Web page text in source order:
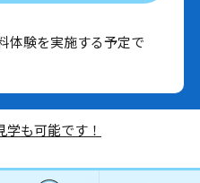
体験を実施する予定で
も可能です！